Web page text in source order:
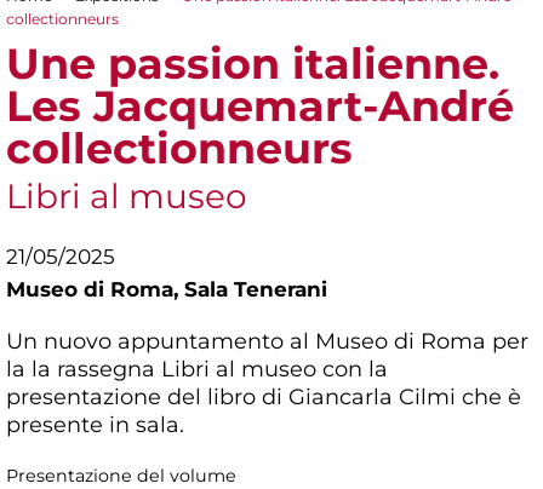
You are here
collectionneurs
Une passion italienne.
Les Jacquemart-André
collectionneurs
Libri al museo
21/05/2025
Museo di Roma, Sala Tenerani
Un nuovo appuntamento al Museo di Roma per
la la rassegna Libri al museo con la
presentazione del libro di Giancarla Cilmi che è
presente in sala.
Presentazione del volume